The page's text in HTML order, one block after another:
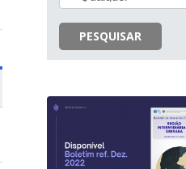
PESQUISAR